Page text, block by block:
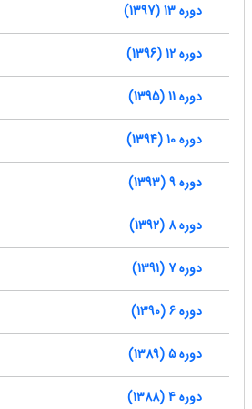
دوره 13 (1397)
دوره 12 (1396)
دوره 11 (1395)
دوره 10 (1394)
دوره 9 (1393)
دوره 8 (1392)
دوره 7 (1391)
دوره 6 (1390)
دوره 5 (1389)
دوره 4 (1388)